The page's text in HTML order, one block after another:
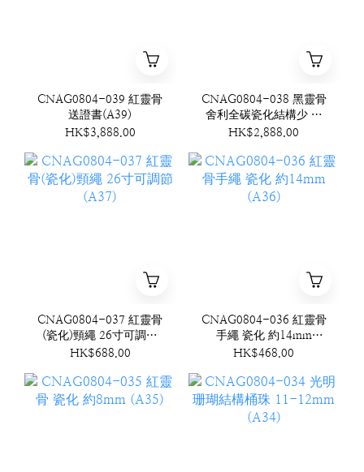
CNAG0804-039 紅靈骨
送證書(A39)
HK$3,888.00
CNAG0804-038 黑靈骨
舍利全碳瓷化結構少 圓
珠 7mm 送證書 (A38)
HK$2,888.00
CNAG0804-037 紅靈骨
(瓷化)頸繩 26寸可調節
(A37)
HK$688.00
CNAG0804-036 紅靈骨
手繩 瓷化 約14mm
(A36)
HK$468.00